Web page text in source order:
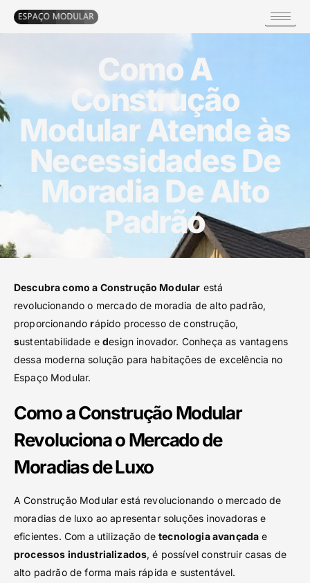
Como A
Construção
Modular Atende às
Necessidades De
Moradia De Alto
Padrão
Descubra como a Construção Modular está
revolucionando o mercado de moradia de alto padrão,
proporcionandorápido processo de construção,
sustentabilidade edesign inovador. Conheça as vantagens
dessa moderna solução para habitações de excelência no
Espaço Modular.
Como a Construção Modular
Revoluciona o Mercado de
Moradias de Luxo
A Construção Modular está revolucionando o mercado de
moradias de luxo ao apresentar soluções inovadoras e
eficientes. Com a utilização detecnologia avançada e
processos industrializados, é possível construir casas de
alto padrão de forma mais rápida e sustentável.